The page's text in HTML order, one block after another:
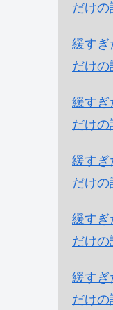
だけの
緩すぎ
だけの
緩すぎ
だけの
緩すぎ
だけの
緩すぎ
だけの
緩すぎ
だけの